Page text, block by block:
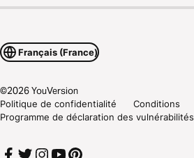
Français (France)
©2026YouVersion
Politique de confidentialité
Conditions
Programme de déclaration des vulnérabilités